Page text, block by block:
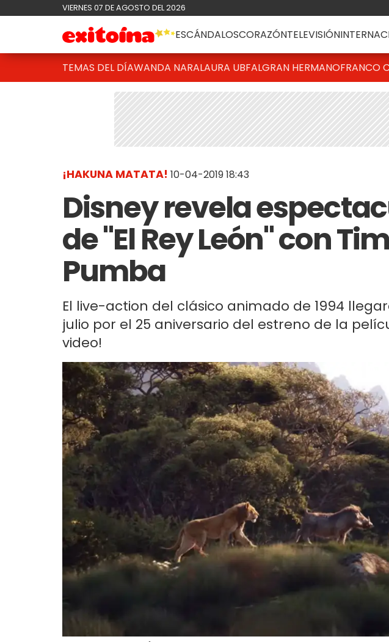
VIERNES 07 DE AGOSTO DEL 2026
ESCÁNDALOSCORAZÓNTELEVISIÓN
TEMAS DEL DÍAWANDA NARALAURA UBFALGRAN HERMANOFRANCO
¡HAKUNA MATATA! 10-04-2019 18:43
Disney revela
de "El Rey León" con
Pumba
El live-action del clásico animado de 1994
julio por el 25 aniversario del estreno de la
video!